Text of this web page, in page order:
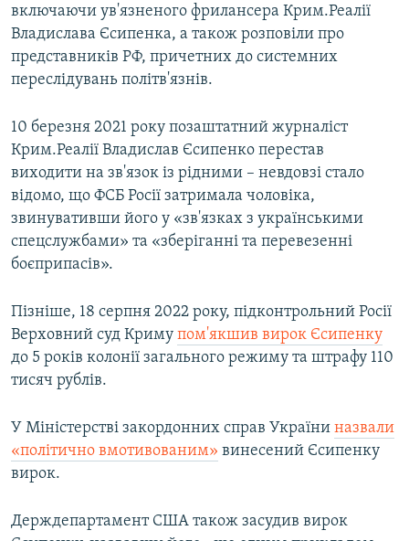
включаючи ув'язненого фрилансера Крим.Реалії
Владислава Єсипенка, а також розповіли про
представників РФ, причетних до системних
переслідувань політв'язнів.
10 березня 2021 року позаштатний журналіст
Крим.Реалії Владислав Єсипенко перестав
виходити на зв'язок із рідними – невдовзі стало
відомо, що ФСБ Росії затримала чоловіка,
звинувативши його у «зв'язках з українськими
спецслужбами» та «зберіганні та перевезенні
боєприпасів».
Пізніше, 18 серпня 2022 року, підконтрольний Росії
Верховний суд Криму пом'якшив вирок Єсипенку
до 5 років колонії загального режиму та штрафу 110
тисяч рублів.
У Міністерстві закордонних справ України назвали
«політично вмотивованим» винесений Єсипенку
вирок.
Держдепартамент США також засудив вирок